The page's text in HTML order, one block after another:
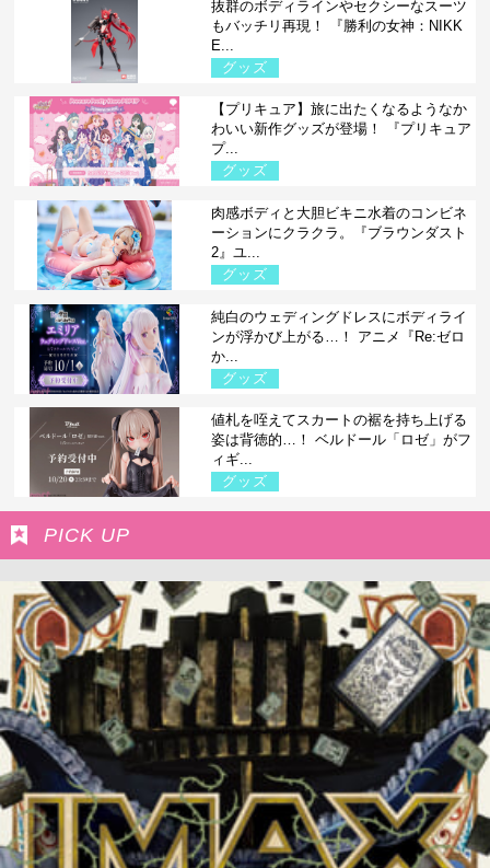
抜群のボディラインやセクシーなスーツ
もバッチリ再現！ 『勝利の女神：NIKK
E...
グッズ
【プリキュア】旅に出たくなるようなか
わいい新作グッズが登場！ 『プリキュア
プ...
グッズ
肉感ボディと大胆ビキニ水着のコンビネ
ーションにクラクラ。『ブラウンダスト
2』ユ...
グッズ
純白のウェディングドレスにボディライ
ンが浮かび上がる…！ アニメ『Re:ゼロ
か...
グッズ
値札を咥えてスカートの裾を持ち上げる
姿は背徳的…！ ベルドール「ロゼ」がフ
ィギ...
グッズ
PICK UP